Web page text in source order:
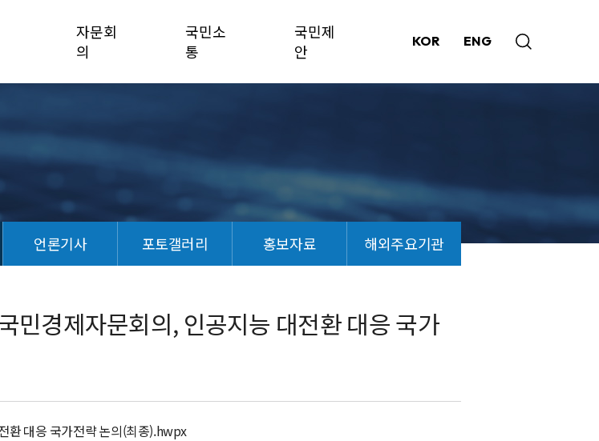
자문회
의
국민소
통
국민제
안
KOR ENG
언론기사 포토갤러리 홍보자료 해외주요기관
민경제자문회의, 인공지능 대전환 대응 국가
환 대응 국가전략 논의(최종).hwpx